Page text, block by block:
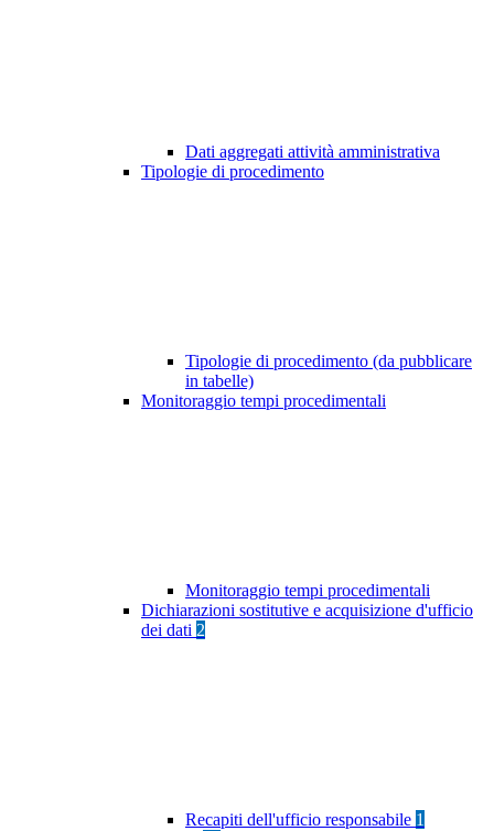
Dati aggregati attività amministrativa
Tipologie di procedimento
Tipologie di procedimento (da pubblicare
in tabelle)
Monitoraggio tempi procedimentali
Monitoraggio tempi procedimentali
Dichiarazioni sostitutive e acquisizione d'ufficio
dei dati 2
Recapiti dell'ufficio responsabile 1